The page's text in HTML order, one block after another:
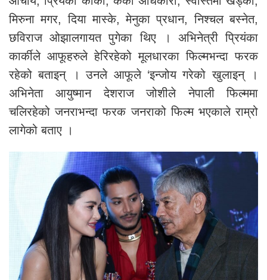
मिरुना मगर, दिया मास्के, मेनुका प्रधान, निश्चल बस्नेत,
छविराज ओझालगायत पुगेका थिए । अभिनेत्री प्रियंका
कार्कीले आफूहरुले हेरिरहेको मूलधारका फिल्मभन्दा फरक
रहेको बताइन् । उनले आफूले ‘इन्जोय गरेको खुलाइन् ।
अभिनेता आयुष्मान देशराज जोशीले नेपाली फिल्ममा
चलिरहेको जनराभन्दा फरक जनराको फिल्म भएकाले राम्रो
लागेको बताए ।